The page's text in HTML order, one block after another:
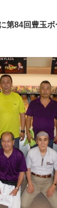
第84回豊玉